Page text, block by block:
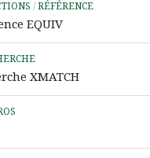
/ RÉFÉRENCE
EQUIV
XMATCH